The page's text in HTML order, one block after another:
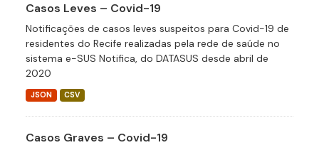
Casos Leves – Covid-19
Notificações de casos leves suspeitos para Covid-19 de
residentes do Recife realizadas pela rede de saúde no
sistema e-SUS Notifica, do DATASUS desde abril de
2020
JSON CSV
Casos Graves – Covid-19